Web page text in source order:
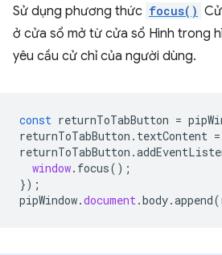
Sử dụng phương thức focus()
ở cửa sổ mở từ cửa sổ Hình trong
yêu cầu cử chỉ của người dùng.
const returnToTabButton =
returnToTabButton . textContent =
returnToTabButton .
window. focus();
});
pipWindow.document .body.append(